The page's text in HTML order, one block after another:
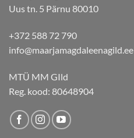
Uus tn. 5 Pärnu 80010
+372 588 72 790
info@maarjamagdaleenagild.ee
MTÜ MM GIld
Reg. kood: 80648904